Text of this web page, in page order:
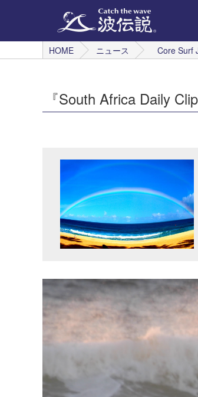
HOME
ニュース Core Surf
『South Africa Daily